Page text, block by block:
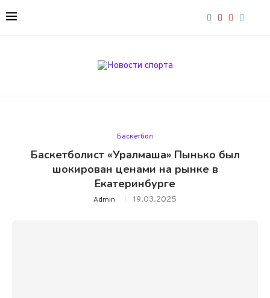
Баскетбол
Баскетболист «Уралмаша» Пынько был
шокирован ценами на рынке в
Екатеринбурге
Admin 19.03.2025